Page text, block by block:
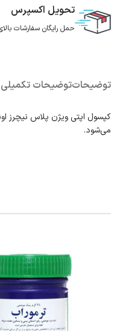
تحویل اکسپرس
حمل رایگان سفارشات بالای 1 میلیون
توضیحاتتوضیحات تکمیلی
کپسول اپتی ویژن پلاس نیچرز
می‌شود.